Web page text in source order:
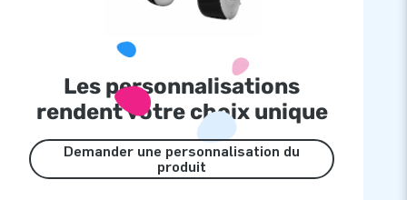
Les personnalisations
rendent votre choix unique
Demander une personnalisation du
produit